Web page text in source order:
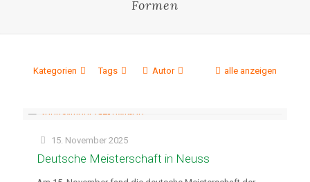
Formen
Kategorien Tags Autor alle anzeigen
15. November 2025
Deutsche Meisterschaft in Neuss